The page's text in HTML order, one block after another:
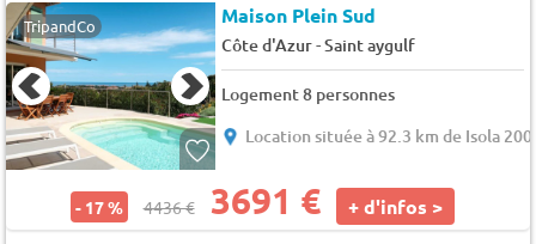
TripandCo Maison Plein Sud
Côte d'Azur-Saint aygulf
Logement 8 personnes
Location située à 92.3 km de Isola
- 17 % 4436 € 3691 € + d'infos >